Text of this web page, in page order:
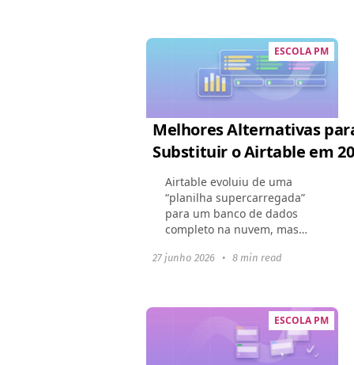
melhorar a colaboração...
ESCOLA PM
Melhores Alternativas
Substituir o Airtable em
Airtable evoluiu de uma
“planilha supercarregada”
para um banco de dados
completo na nuvem, mas
expansão elevou os preços.
sobrecarregada...
27 junho 2026 • 8 min read
ESCOLA PM